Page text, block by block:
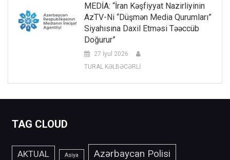
MEDİA: “İran Kəşfiyyat Nazirliyinin
AzTV-Ni “düşmən Media Qurumları”
Siyahısına Daxil Etməsi Təəccüb
Doğurur”
27 İyul 2026
TURAL KƏLBƏCƏRLİ
TAG CLOUD
AKTUAL Asiya Azərbaycan Polisi